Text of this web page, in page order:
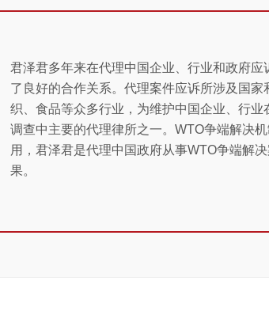
君泽君多年来在代理中国企业、行业和政府
了良好的合作关系。代理案件应诉所涉及国
织、食品等众多行业，为维护中国企业、行
调查中主要的代理律所之一。WTO争端解决
用，君泽君是代理中国政府从事WTO争端解
果。